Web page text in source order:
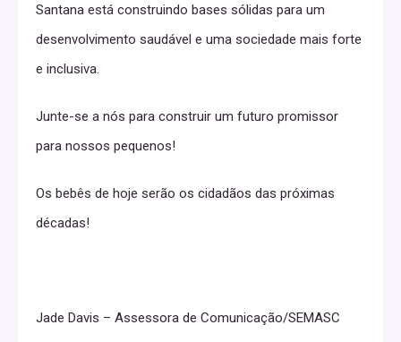
Santana está construindo bases sólidas para um
desenvolvimento saudável e uma sociedade mais forte
e inclusiva.
Junte-se a nós para construir um futuro promissor
para nossos pequenos!
Os bebês de hoje serão os cidadãos das próximas
décadas!
Jade Davis – Assessora de Comunicação/SEMASC